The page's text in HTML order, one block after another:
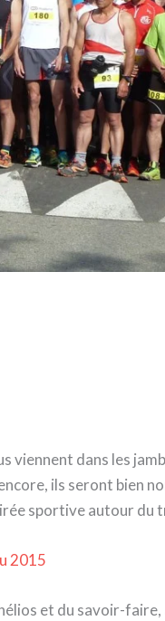
viennent dans les
ils seront bien
sportive autour du
2015
et du savoir-